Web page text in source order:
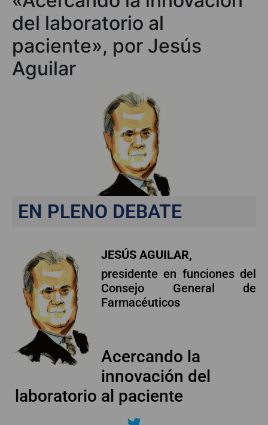
del laboratorio al
paciente», por Jesús
Aguilar
EN PLENO DEBATE
JESÚS AGUILAR,
presidente en funciones del
Consejo General de
Farmacéuticos
Acercando la
innovación del
laboratorio al paciente